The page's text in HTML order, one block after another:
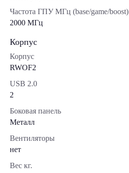
Частота ГПУ МГц (base/game/boost)
2000 МГц
Корпус
Корпус
RWOF2
USB 2.0
2
Боковая панель
Металл
Вентиляторы
нет
Вес кг.